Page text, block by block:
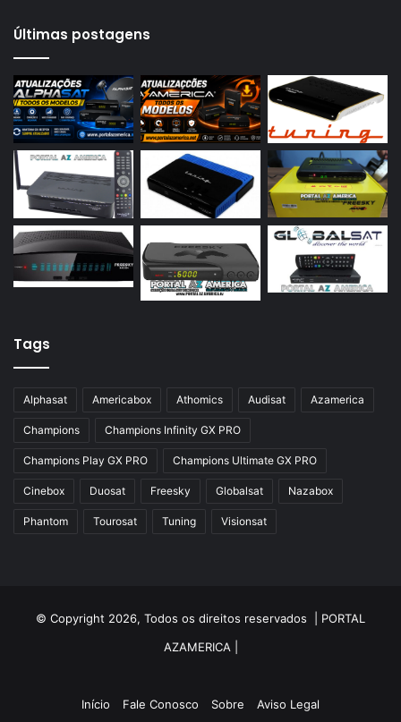
Azamerica S2005
Azamerica S2010
Azamerica S2015
Azamerica S922
Azamerica S922 Mini
Azamerica S928
Azamerica Silver
Azamerica Silver GX PRO
Azamerica Silver IPTV
Azbox Like
Azfox
Azgold
Azplus
Azsat
Blade B1
Champions
Champions PRO GX
Últimas postagens
Tags
Alphasat Americabox Athomics Audisat Azamerica
Champions Champions Infinity GX PRO
Champions Play GX PRO Champions Ultimate GX PRO
Cinebox Duosat Freesky Globalsat Nazabox
Phantom Tourosat Tuning Visionsat
© Copyright 2026, Todos os direitos reservados | PORTAL
AZAMERICA|
Início Fale Conosco Sobre Aviso Legal